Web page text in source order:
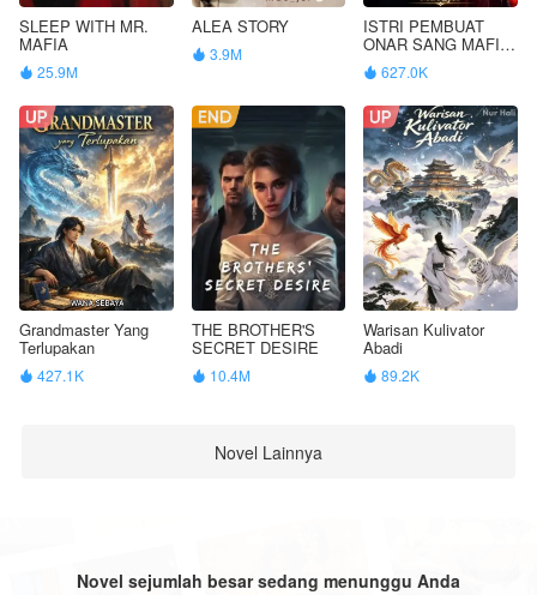
SLEEP WITH MR.
MAFIA
 25.9M
ALEA STORY
 3.9M
ISTRI PEMBUAT
ONAR SANG MAFIA
KEJAM
 627.0K
Grandmaster Yang
Terlupakan
 427.1K
THE BROTHER'S
SECRET DESIRE
 10.4M
Warisan Kulivator
Abadi
 89.2K
Novel Lainnya
Novel sejumlah besar sedang menunggu Anda